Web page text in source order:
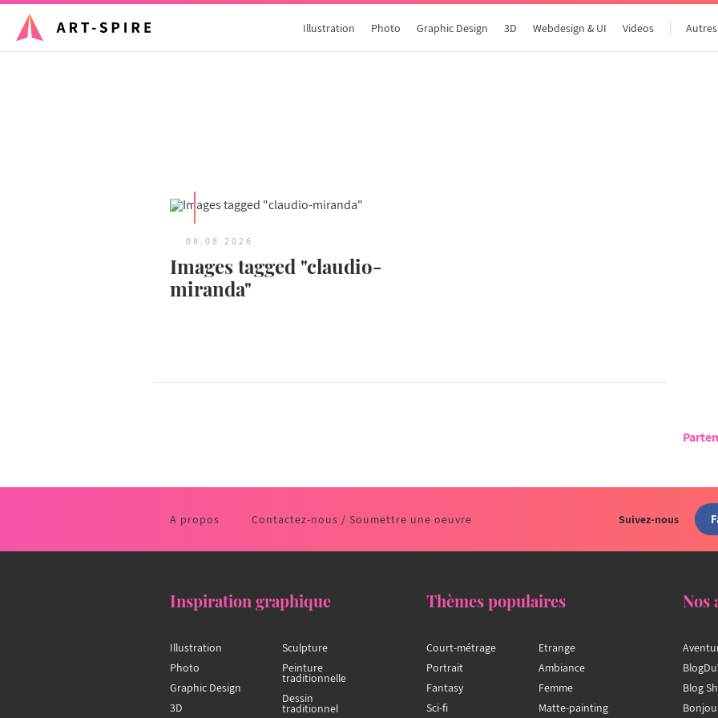
Illustration Photo Graphic Design 3D Webdesign & UI Videos Autres
08.08.2026
Images tagged "claudio-
miranda"
A propos Contactez-nous / Soumettre une oeuvre Suivez-nous
Inspiration graphique
Illustration
Photo
Graphic Design
3D
Sculpture
Peinture
traditionnelle
Dessin
traditionnel
Thèmes populaires
Court-métrage
Portrait
Fantasy
Sci-fi
Etrange
Ambiance
Femme
Matte-painting
Nos
Blog